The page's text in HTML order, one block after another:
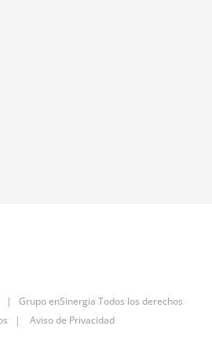
| Grupo enSinergia Todos los derechos
| Aviso de Privacidad